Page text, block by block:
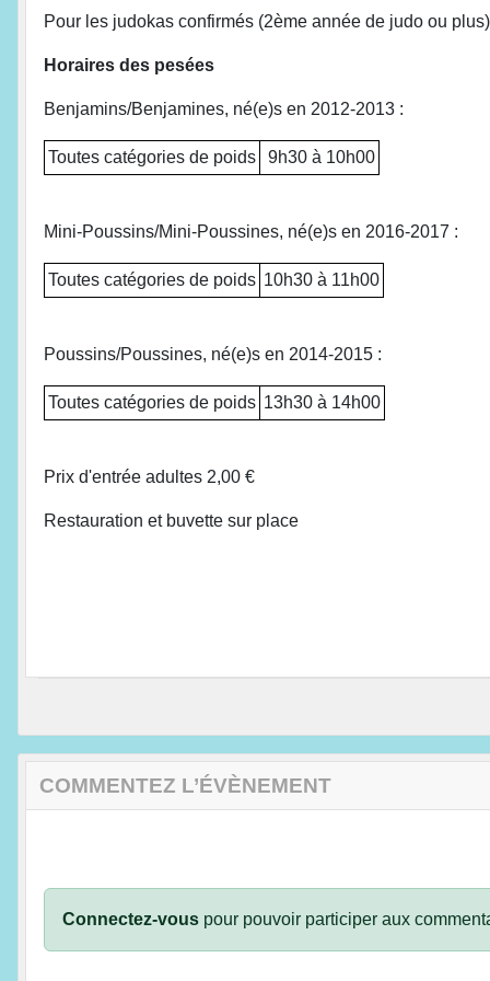
Pour les judokas confirmés (2ème année de judo ou
Horaires des pesées
Benjamins/Benjamines, né(e)s en 2012-2013 :
Toutes catégories de poids 9h30 à 10h00
Mini-Poussins/Mini-Poussines, né(e)s en 2016-2017 :
Toutes catégories de poids 10h30 à 11h00
Poussins/Poussines, né(e)s en 2014-2015 :
Toutes catégories de poids 13h30 à 14h00
Prix d'entrée adultes 2,00 €
Restauration et buvette sur place
COMMENTEZ L’ÉVÈNEMENT
Connectez-vous pour pouvoir participer aux